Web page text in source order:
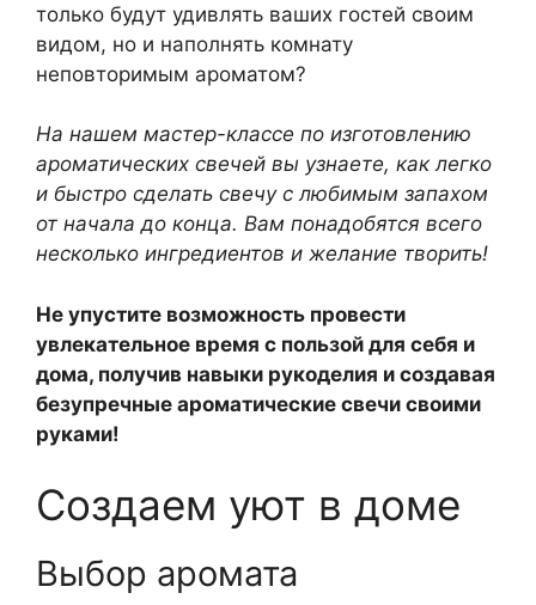
только будут удивлять ваших гостей своим
видом, но и наполнять комнату
неповторимым ароматом?
На нашем мастер-классе по изготовлению
ароматических свечей вы узнаете, как легко
и быстро сделать свечу с любимым запахом
от начала до конца. Вам понадобятся всего
несколько ингредиентов и желание творить!
Не упустите возможность провести
увлекательное время с пользой для себя и
дома, получив навыки рукоделия и создавая
безупречные ароматические свечи своими
руками!
Создаем уют в доме
Выбор аромата